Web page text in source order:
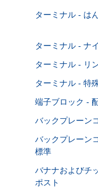
ターミナル - は
ターミナル - ナ
ターミナル - リ
ターミナル - 特
端子ブロック -
バックプレーン
バックプレーン
標準
バナナおよびチ
ポスト